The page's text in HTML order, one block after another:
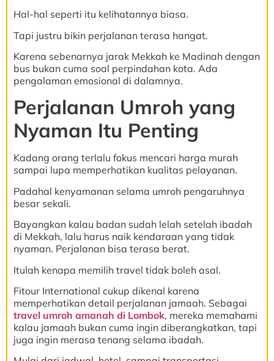
Hal-hal seperti itu kelihatannya biasa.
Tapi justru bikin perjalanan terasa hangat.
Karena sebenarnya jarak Mekkah ke Madinah dengan
bus bukan cuma soal perpindahan kota. Ada
pengalaman emosional di dalamnya.
Perjalanan Umroh yang
Nyaman Itu Penting
Kadang orang terlalu fokus mencari harga murah
sampai lupa memperhatikan kualitas pelayanan.
Padahal kenyamanan selama umroh pengaruhnya
besar sekali.
Bayangkan kalau badan sudah lelah setelah ibadah
di Mekkah, lalu harus naik kendaraan yang tidak
nyaman. Perjalanan bisa terasa berat.
Itulah kenapa memilih travel tidak boleh asal.
Fitour International cukup dikenal karena
memperhatikan detail perjalanan jamaah. Sebagai
travel umroh amanah di Lombok, mereka memahami
kalau jamaah bukan cuma ingin diberangkatkan, tapi
juga ingin merasa tenang selama ibadah.